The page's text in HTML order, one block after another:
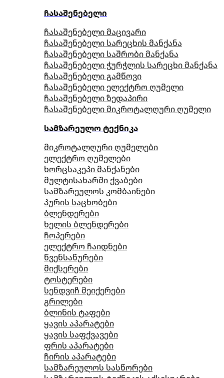
ჩასაშენებელი
ჩასაშენებელი მაცივარი
ჩასაშენებელი სარეცხის მანქანა
ჩასაშენებელი საშრობი მანქანა
ჩასაშენებელი ჭურჭლის სარეცხი მანქანა
ჩასაშენებელი გამწოვი
ჩასაშენებელი ელექტრო ღუმელი
ჩასაშენებელი ზედაპირი
ჩასაშენებელი მიკროტალღური ღუმელი
სამზარეულო ტექნიკა
მიკროტალღური ღუმელები
ელექტრო ღუმელები
ხორცსაკეპი მანქანები
მულტისახარში ქვაბები
სამზარეულოს კომბაინები
პურის საცხობები
ბლენდერები
ხელის ბლენდერები
ჩოპერები
ელექტრო ჩაიდნები
წვენსაწურები
მიქსერები
ტოსტერები
სენდვიჩ მეიქერები
გრილები
ბლინის ტაფები
ყავის აპარატები
ყავის საფქვავები
ფრის აპარატები
ჩირის აპარატები
სამზარეულოს სასწორები